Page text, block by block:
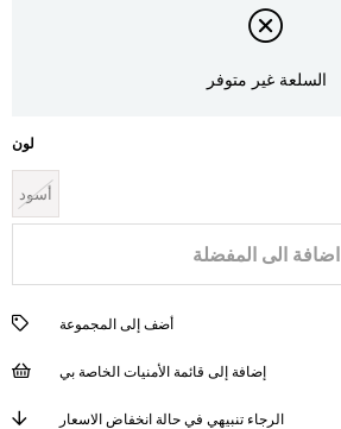
السلعة غير متوفر
لون
أسود
اضافة الى المفضلة
أضف إلى المجموعة
إضافة إلى قائمة الأمنيات الخاصة بي
الرجاء تنبيهي في حالة انخفاض الاسعار